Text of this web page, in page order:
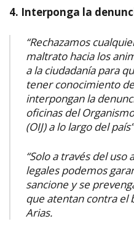
4. Interponga la
“Rechazamos
maltrato hacia los
a la ciudadanía para
tener conocimiento
interpongan la
oficinas del
(OIJ) a lo largo del
“Solo a través del uso
legales podemos
sancione y se
que atentan contra el
Arias.